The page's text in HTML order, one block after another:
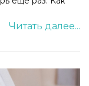
Читать далее...